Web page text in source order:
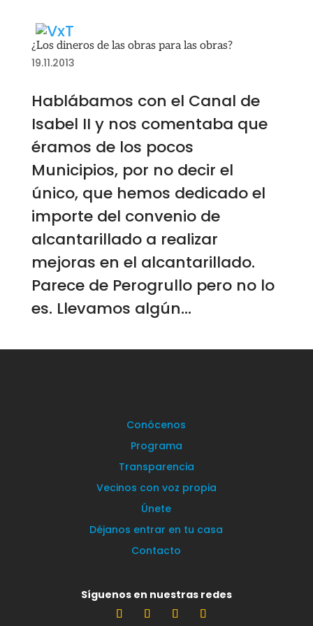
¿Los dineros de las obras para las obras?
19.11.2013
Hablábamos con el Canal de
Isabel II y nos comentaba que
éramos de los pocos
Municipios, por no decir el
único, que hemos dedicado el
importe del convenio de
alcantarillado a realizar
mejoras en el alcantarillado.
Parece de Perogrullo pero no lo
es. Llevamos algún...
Conócenos
Programa
Transparencia
Vecinos con voz propia
Únete
Déjanos entrar en tu casa
Contacto
Síguenos en nuestras redes